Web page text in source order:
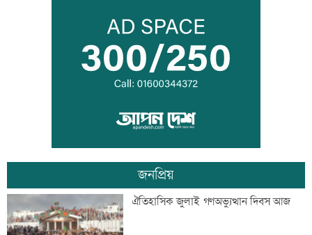
শনিবার রাজধানীর যেসব মার্কেট-দর্শনীয় স্থান
বন্ধ
শাহজালাল বিমানবন্দরে আগুন, সাময়িক বন্ধ
যাত্রীসেবা
গ্রিস উপকূলে দুই শতাধিক অভিবাসী উদ্ধার,
অধিকাংশ বাংলাদেশি
জনপ্রিয়
ঐতিহাসিক জুলাই গণঅভ্যুত্থান দিবস আজ